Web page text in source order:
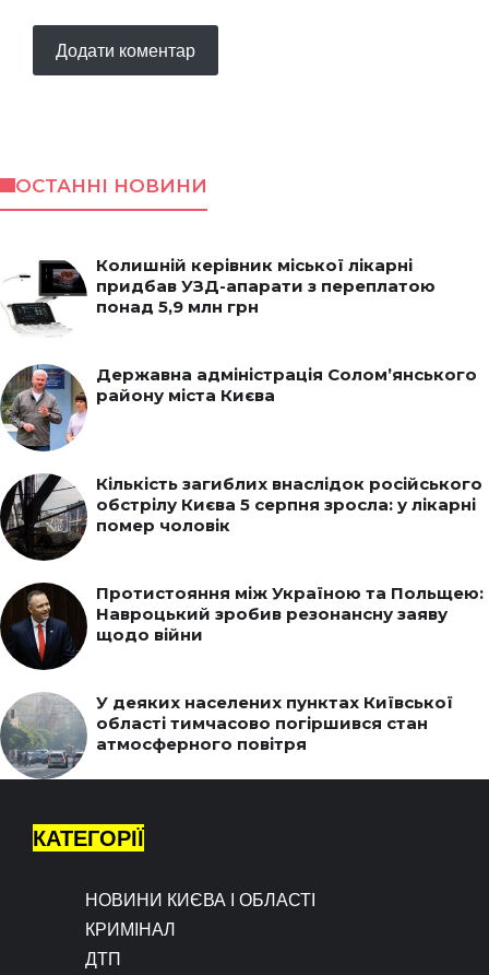
ОСТАННІ НОВИНИ
Колишній керівник міської лікарні
придбав УЗД-апарати з переплатою
понад 5,9 млн грн
Державна адміністрація Солом’янського
району міста Києва
Кількість загиблих внаслідок російського
обстрілу Києва 5 серпня зросла: у лікарні
помер чоловік
Протистояння між Україною та Польщею:
Навроцький зробив резонансну заяву
щодо війни
У деяких населених пунктах Київської
області тимчасово погіршився стан
атмосферного повітря
КАТЕГОРІЇ
НОВИНИ КИЄВА І ОБЛАСТІ
КРИМІНАЛ
ДТП